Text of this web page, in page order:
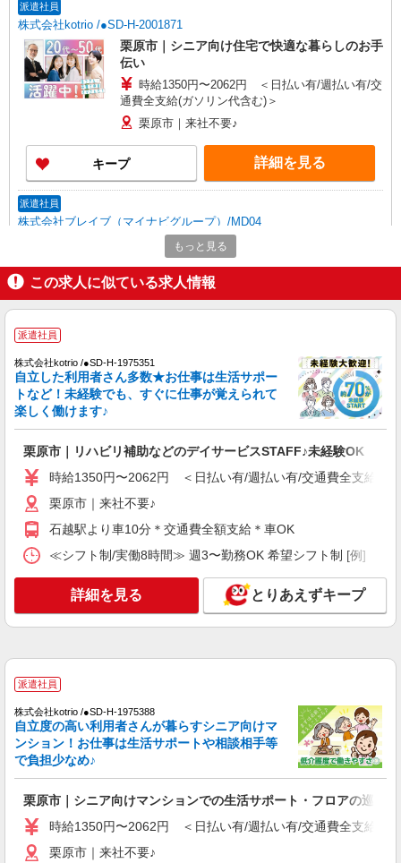
派遣社員
株式会社kotrio /●SD-H-2001871
栗原市｜シニア向け住宅で快適な暮らしのお手
伝い
時給1350円〜2062円 ＜日払い有/週払い有/交
通費全支給(ガソリン代含む)＞
栗原市｜来社不要♪
キープ 詳細を見る
派遣社員
株式会社ブレイブ（マイナビグループ）/MD04
介護スタッフ ◆デイサービス、サービス付き
高齢者向け住宅、グループホームなど様々な勤
務先から選べます。
未経験：時給1250〜1450円（資格・経験によ
る） 経験者：時給1450〜1650円（資格・経験によ
る） ◎月収例 時給1650円×1日8時間×22日（週5
にご相談ください。 ◆交通費：別途全額支給 ※当
社規定あり
す！
キープ 詳細を見る
派遣社員
栗原市◆サ高住スタッフ◆穏やかな職場×週
3〜×残業なし
時給1350円〜2062円 ＜日払い有/週払い有/交
通費全支給(ガソリン代含む)＞
栗原市｜来社不要♪
派遣社員
株式会社kotrio /●SD-H-1993151
通費全支給(ガソリン代含む)＞
栗原市｜来社不要♪
詳細を見る
派遣社員
株式会社kotrio /●SD-H-2066489
タイパ最強！希望の働き方が叶う有料住宅のス
もっと見る
この求人に似ている求人情報
派遣社員
株式会社kotrio /●SD-H-1975351
自立した利用者さん多数★お仕事は生活サポー
トなど！未経験でも、すぐに仕事が覚えられて
楽しく働けます♪
栗原市｜リハビリ補助などのデイサービスSTAFF♪未経験OK
時給1350円〜2062円 ＜日払い有/週払い有/交通費全支給(ガ
栗原市｜来社不要♪
石越駅より車10分＊交通費全額支給＊車OK
≪シフト制/実働8時間≫ 週3〜勤務OK 希望シフト制 [例] ・
詳細を見る とりあえずキープ
派遣社員
株式会社kotrio /●SD-H-1975388
自立度の高い利用者さんが暮らすシニア向けマ
ンション！お仕事は生活サポートや相談相手等
で負担少なめ♪
栗原市｜シニア向けマンションでの生活サポート・フロアの巡回
時給1350円〜2062円 ＜日払い有/週払い有/交通費全支給(ガ
栗原市｜来社不要♪